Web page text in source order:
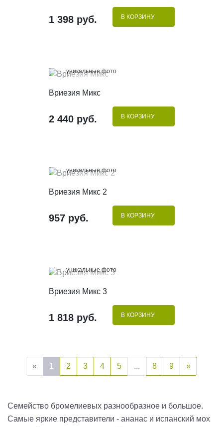
1 398 руб. В КОРЗИНУ
уникальные фото
Вриезия Микс
2 440 руб. В КОРЗИНУ
уникальные фото
Вриезия Микс 2
957 руб. В КОРЗИНУ
уникальные фото
Вриезия Микс 3
1 818 руб. В КОРЗИНУ
« 1 2 3 4 5 ... 8 9 »
Семейство бромелиевых разнообразное и большое.
Самые яркие представители - ананас и испанский мох